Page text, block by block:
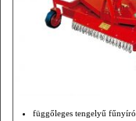
függőleges tengelyű fűnyíró